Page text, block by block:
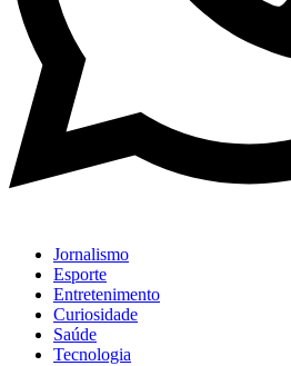
Jornalismo
Esporte
Entretenimento
Curiosidade
Saúde
Tecnologia